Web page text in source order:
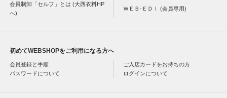
会員制卸「セルフ」とは (大西衣料HP
へ)
ＷＥＢ-ＥＤＩ (会員専用)
初めてWEBSHOPをご利用になる方へ
会員登録と手順
ご入店カードをお持ちの方
パスワードについて
ログインについて